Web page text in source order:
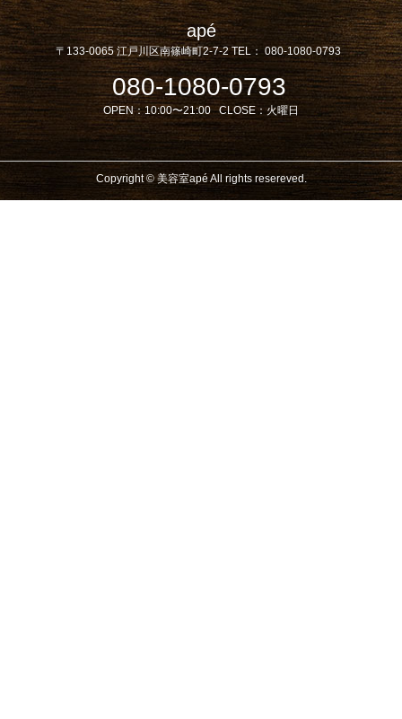
apé
〒133-0065 江戸川区南篠崎町2-7-2 TEL： 080-1080-0793
080-1080-0793
OPEN：10:00〜21:00 CLOSE： 火曜日
Copyright © 美容室apé All rights resereved.Powered by DJCOM Inc.